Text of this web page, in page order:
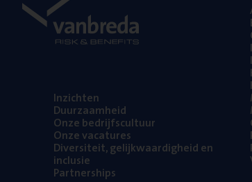
Inzich­ten
Duur­zaam­heid
Onze bedrijfs­cul­tuur
Onze vaca­tu­res
Diver­si­teit, gelijk­waar­dig­heid en
inclusie
Part­ner­ships